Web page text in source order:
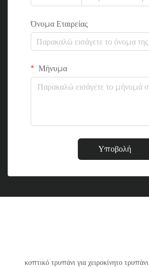
Όνομα Εταιρείας
Μήνυμα
Υποβολή
κοπτικό τρυπάνι για χειροκίνητο τρυπάνι